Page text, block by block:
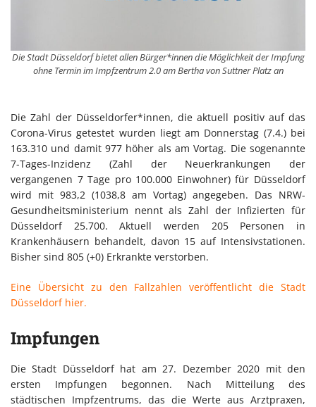
Die Stadt Düsseldorf bietet allen Bürger*innen die Möglichkeit der Impfung
ohne Termin im Impfzentrum 2.0 am Bertha von Suttner Platz an
Die Zahl der Düsseldorfer*innen, die aktuell positiv auf das
Corona-Virus getestet wurden liegt am Donnerstag (7.4.) bei
163.310 und damit 977 höher als am Vortag. Die sogenannte
7-Tages-Inzidenz (Zahl der Neuerkrankungen der
vergangenen 7 Tage pro 100.000 Einwohner) für Düsseldorf
wird mit 983,2 (1038,8 am Vortag) angegeben. Das NRW-
Gesundheitsministerium nennt als Zahl der Infizierten für
Düsseldorf 25.700. Aktuell werden 205 Personen in
Krankenhäusern behandelt, davon 15 auf Intensivstationen.
Bisher sind 805 (+0) Erkrankte verstorben.
Eine Übersicht zu den Fallzahlen veröffentlicht die Stadt
Düsseldorf hier.
Impfungen
Die Stadt Düsseldorf hat am 27. Dezember 2020 mit den
ersten Impfungen begonnen. Nach Mitteilung des
städtischen Impfzentrums, das die Werte aus Arztpraxen,